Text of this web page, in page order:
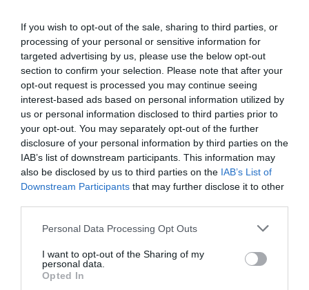
If you wish to opt-out of the sale, sharing to third parties, or
processing of your personal or sensitive information for
targeted advertising by us, please use the below opt-out
section to confirm your selection. Please note that after your
opt-out request is processed you may continue seeing
interest-based ads based on personal information utilized by
us or personal information disclosed to third parties prior to
your opt-out. You may separately opt-out of the further
disclosure of your personal information by third parties on the
IAB’s list of downstream participants. This information may
also be disclosed by us to third parties on the IAB’s List of
Downstream Participants that may further disclose it to other
Please note that this website/app uses one or more Google
not limited to your visit or usage behaviour. You may click to
grant or deny consent to Google and its third-party tags to
use your data for below specified purposes in below Google
Personal Data Processing Opt Outs
I want to opt-out of the Sharing of my
personal data.
Opted In
Az idő vasfoga: Hogyan
változtatja meg az idő a nők
világát – és miért lehet ez
egy új korszak kezdete?
2025. április 01| Bakos Balázs
Az idő múlásának hatása a nőkre: fizikai,
mentális és társadalmi változások Az
öregedés természetes folyamat, amely
minden embert érint, de a nők számára
különösen jelentős változásokat hoz mind
f...